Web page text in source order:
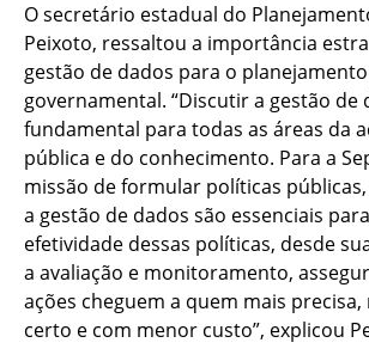
O secretário estadual do
Peixoto, ressaltou a importância
gestão de dados para o planejamento
governamental. “Discutir a gestão de
fundamental para todas as áreas da
pública e do conhecimento. Para a
missão de formular políticas
a gestão de dados são essenciais
efetividade dessas políticas, desde
a avaliação e monitoramento,
ações cheguem a quem mais
certo e com menor custo”, explicou